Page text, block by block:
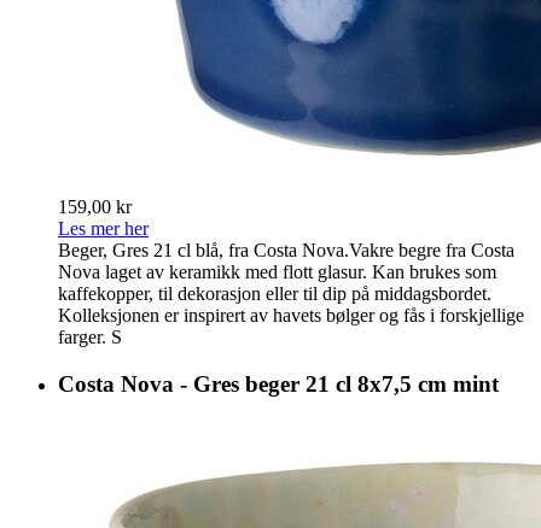
159,00 kr
Les mer her
Beger, Gres 21 cl blå, fra Costa Nova.Vakre begre fra Costa
Nova laget av keramikk med flott glasur. Kan brukes som
kaffekopper, til dekorasjon eller til dip på middagsbordet.
Kolleksjonen er inspirert av havets bølger og fås i forskjellige
farger. S
Costa Nova - Gres beger 21 cl 8x7,5 cm mint